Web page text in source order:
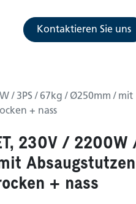
Kontaktieren Sie uns
/ 3PS / 67kg / Ø250mm / mit
+ nass
230V / 2200W
Absaugstutzen
+ nass